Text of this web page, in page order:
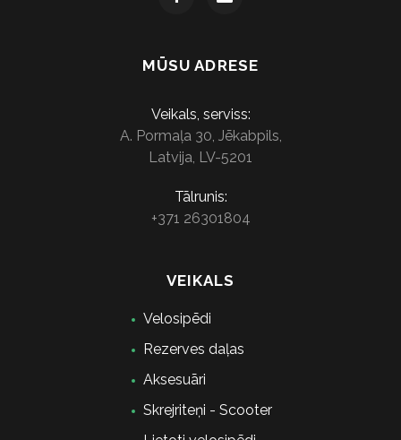
MŪSU ADRESE
Veikals, serviss:
A. Pormaļa 30, Jēkabpils,
Latvija, LV-5201
Tālrunis:
+371 26301804
VEIKALS
Velosipēdi
Rezerves daļas
Aksesuāri
Skrejriteņi - Scooter